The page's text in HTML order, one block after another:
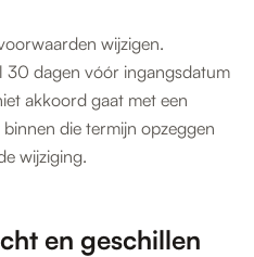
wijzigen.
30 dagen vóór ingangsdatum
akkoord gaat met een
die termijn opzeggen
wijziging.
en geschillen